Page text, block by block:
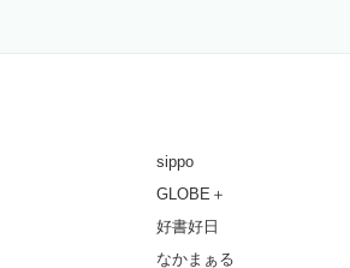
sippo
GLOBE＋
好書好日
なかまぁる